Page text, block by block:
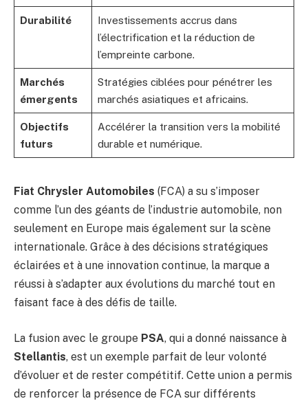
Durabilité
Investissements accrus dans
l’électrification et la réduction de
l’empreinte carbone.
Marchés
émergents
Stratégies ciblées pour pénétrer les
marchés asiatiques et africains.
Objectifs
futurs
Accélérer la transition vers la mobilité
durable et numérique.
Fiat Chrysler Automobiles (FCA) a su s’imposer
comme l’un des géants de l’industrie automobile, non
seulement en Europe mais également sur la scène
internationale. Grâce à des décisions stratégiques
éclairées et à une innovation continue, la marque a
réussi à s’adapter aux évolutions du marché tout en
faisant face à des défis de taille.
La fusion avec le groupe PSA, qui a donné naissance à
Stellantis, est un exemple parfait de leur volonté
d’évoluer et de rester compétitif. Cette union a permis
de renforcer la présence de FCA sur différents